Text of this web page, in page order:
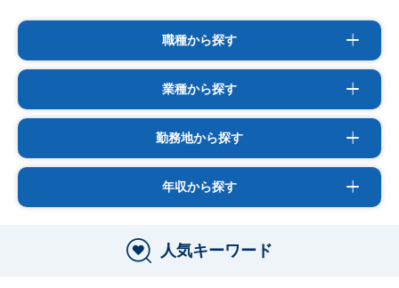
職種から探す
業種から探す
勤務地から探す
年収から探す
人気キーワード